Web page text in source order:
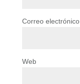
Correo electrónico
Web